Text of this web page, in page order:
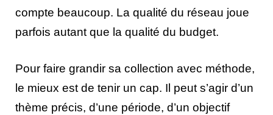
compte beaucoup. La qualité du réseau joue
parfois autant que la qualité du budget.
Pour faire grandir sa collection avec méthode,
le mieux est de tenir un cap. Il peut s’agir d’un
thème précis, d’une période, d’un objectif